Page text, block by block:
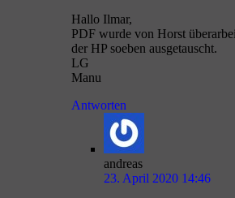
Hallo Ilmar,
PDF wurde von Horst
der HP soeben ausgetauscht.
LG
Manu
Antworten
andreas
23. April 2020 14:46